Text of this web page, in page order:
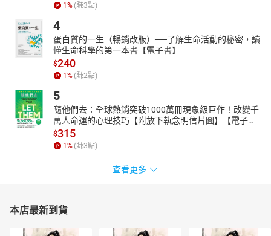
1 % (賺3點)
4
蛋白質的一生（暢銷改版）──了解生命活動的秘密，讀
懂生命科學的第一本書【電子書】
$240
1 % (賺2點)
5
隨他們去：全球熱銷突破1000萬冊現象級巨作！改變千
萬人命運的心理技巧【附放下執念明信片圖】【電子
書】
$315
1 % (賺3點)
查看更多
本店最新到貨